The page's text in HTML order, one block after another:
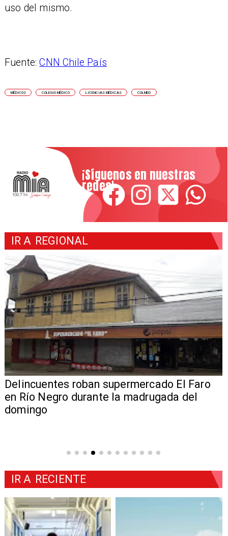
uso del mismo.
Fuente:CNN Chile País
MÉDICOS COLEGIO MÉDICO LICENCIAS MÉDICAS COLMED
¡Síguenos en nuestras
redes!
IR A REGIONAL
Delincuentes roban supermercado El Faro
en Río Negro durante la madrugada del
domingo
IR A RECIENTE